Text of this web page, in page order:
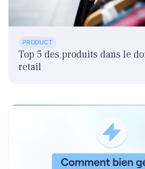
PRODUCT
Top 5 des produits dans le
retail